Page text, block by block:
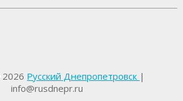
Русский Днепропетровск |
info@rusdnepr.ru